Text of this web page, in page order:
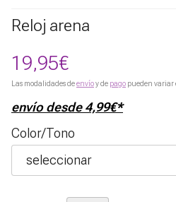
Reloj arena
19,95€
Las modalidades deenvíoy de pago pueden variar
envío desde4,99€*
Color/Tono